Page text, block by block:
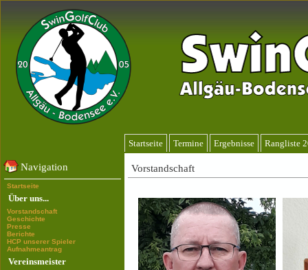
Startseite Termine Ergebnisse Rangliste
Navigation
Startseite
Über uns...
Vorstandschaft
Geschichte
Presse
Berichte
HCP unserer Spieler
Aufnahmeantrag
Vereinsmeister
Vorstandschaft